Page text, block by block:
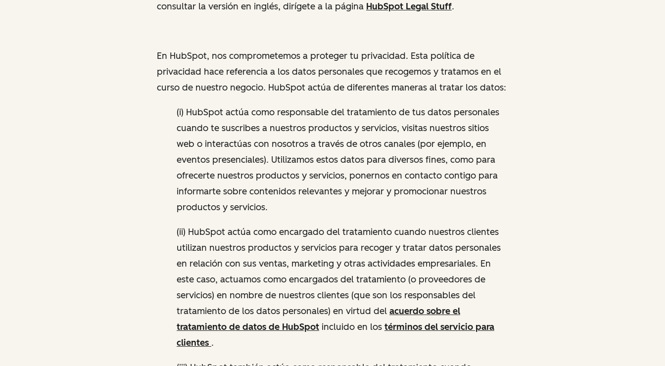
consultar la versión en inglés, dirígete a la página HubSpot Legal Stuff.
En HubSpot, nos comprometemos a proteger tu privacidad. Esta política de
privacidad hace referencia a los datos personales que recogemos y tratamos en el
curso de nuestro negocio. HubSpot actúa de diferentes maneras al tratar los datos:
(i) HubSpot actúa como responsable del tratamiento de tus datos personales
cuando te suscribes a nuestros productos y servicios, visitas nuestros sitios
web o interactúas con nosotros a través de otros canales (por ejemplo, en
eventos presenciales). Utilizamos estos datos para diversos fines, como para
ofrecerte nuestros productos y servicios, ponernos en contacto contigo para
informarte sobre contenidos relevantes y mejorar y promocionar nuestros
productos y servicios.
(ii) HubSpot actúa como encargado del tratamiento cuando nuestros clientes
utilizan nuestros productos y servicios para recoger y tratar datos personales
en relación con sus ventas, marketing y otras actividades empresariales. En
este caso, actuamos como encargados del tratamiento (o proveedores de
servicios) en nombre de nuestros clientes (que son los responsables del
tratamiento de los datos personales) en virtud del acuerdo sobre el
tratamiento de datos de HubSpot incluido en los términos del servicio para
clientes .